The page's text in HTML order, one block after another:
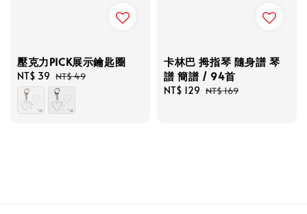
壓克力PICK展示鑰匙圈
Sale
price
NT$ 39 Regular
price
NT$ 49
卡林巴 拇指琴 隨身譜 琴
譜 簡譜 / 94首
Sale
NT$ 129 Regular
NT$ 169